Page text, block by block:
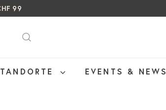
Weine
Flaschen
EVENTS & NEWS